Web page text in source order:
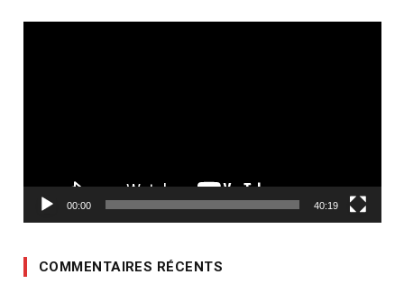
00:00 40:19
COMMENTAIRES RÉCENTS